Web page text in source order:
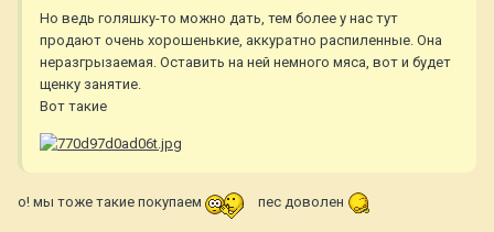
Но ведь голяшку-то можно дать, тем более у нас тут
продают очень хорошенькие, аккуратно распиленные. Она
неразгрызаемая. Оставить на ней немного мяса, вот и будет
щенку занятие.
Вот такие
о! мы тоже такие покупаем пес доволен